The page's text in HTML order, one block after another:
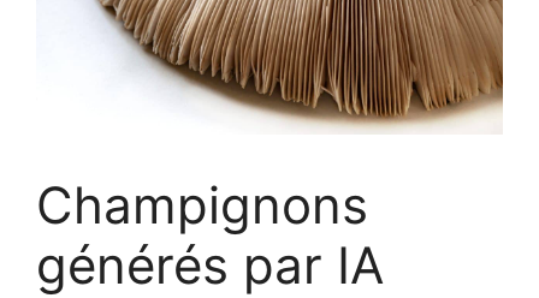
Champignons
générés par IA